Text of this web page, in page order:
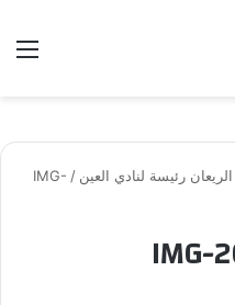
رئيسة لنادي العين /
IMG-
IMG-